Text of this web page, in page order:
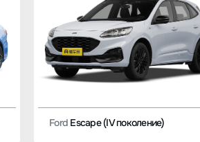
Ford Escape (IV поколение)